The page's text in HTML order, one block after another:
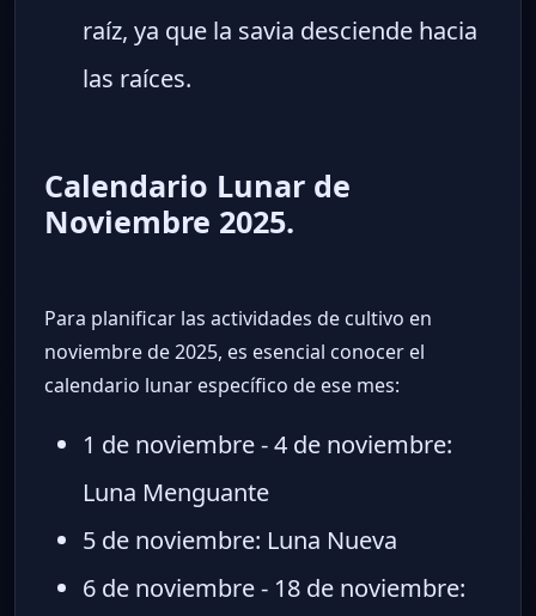
raíz, ya que la savia desciende hacia
las raíces.
Calendario Lunar de
Noviembre 2025.
Para planificar las actividades de cultivo en
noviembre de 2025, es esencial conocer el
calendario lunar específico de ese mes:
1 de noviembre - 4 de noviembre:
Luna Menguante
5 de noviembre: Luna Nueva
6 de noviembre - 18 de noviembre: